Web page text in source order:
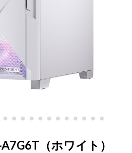
（ホワイト）